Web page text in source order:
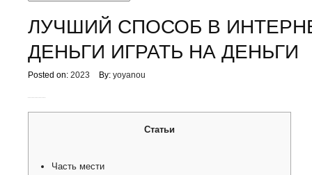
ЛУЧШИЙ СПОСОБ В
ДЕНЬГИ ИГРАТЬ НА ДЕНЬГИ
Posted on: 2023 By: yoyanou
Статьи
Часть мести